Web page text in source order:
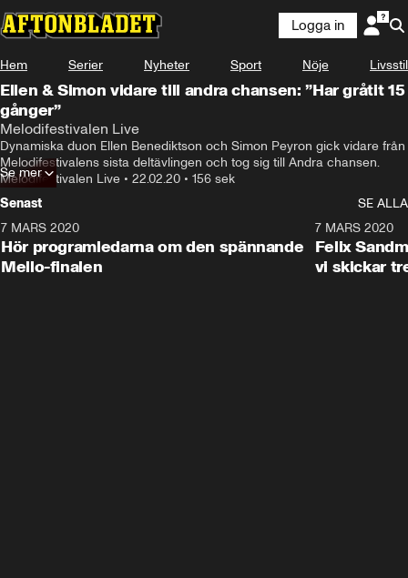
Logga in
Hem Serier Nyheter Sport Nöje Livsstil
Ellen & Simon vidare till andra chansen: ”Har gråtit 15
gånger”
Melodifestivalen Live
Dynamiska duon Ellen Benediktson och Simon Peyron gick vidare från
Melodifestivalens sista deltävlingen och tog sig till Andra chansen.
Melodifestivalen Live • 22.02.20 • 156 sek
Se mer
Senast
SE ALLA
7 MARS 2020
Hör programledarna om den spännande
Mello-finalen
7 MARS 2020
Felix
vi skickar